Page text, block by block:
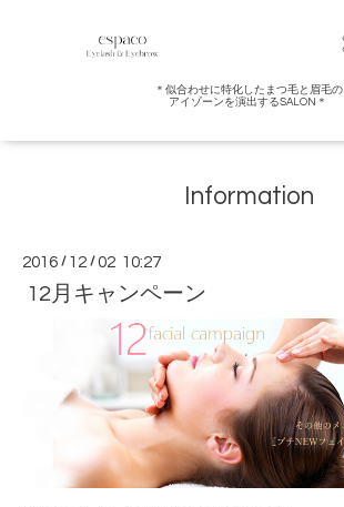
＊似合わせに特化したまつ毛と眉毛の
アイゾーンを演出するSALON＊
Information
2016 / 12 /02 10:27
12月キャンペーン